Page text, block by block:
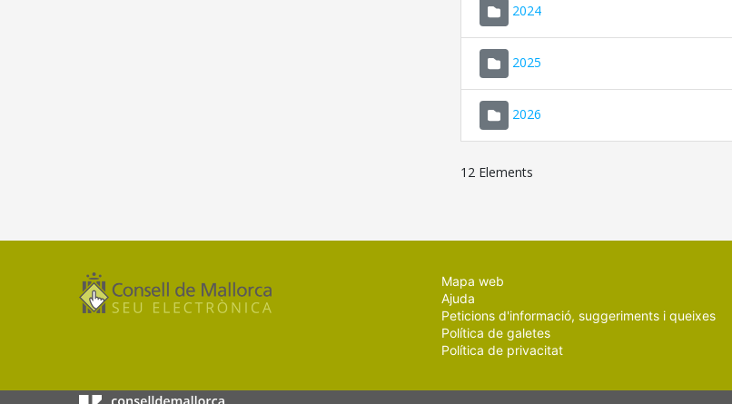
2024
2025
2026
12 Elements
Mapa web
Ajuda
Peticions d'informació, suggeriments i queixes
Política de galetes
Política de privacitat